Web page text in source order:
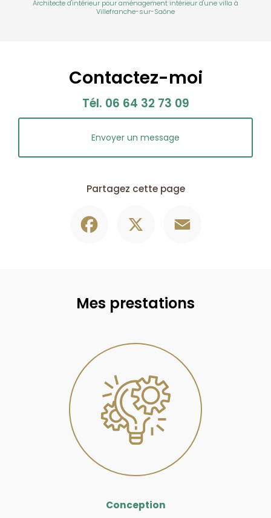
Architecte d'intérieur pour aménagement intérieur d'une villa à
Villefranche-sur-Saône
Contactez-moi
Tél. 06 64 32 73 09
Envoyer un message
Partagez cette page
Mes prestations
Conception